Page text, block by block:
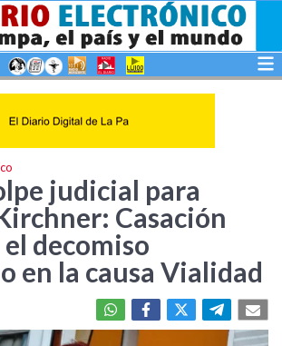
judicial para
Casación
decomiso
en la causa Vialidad